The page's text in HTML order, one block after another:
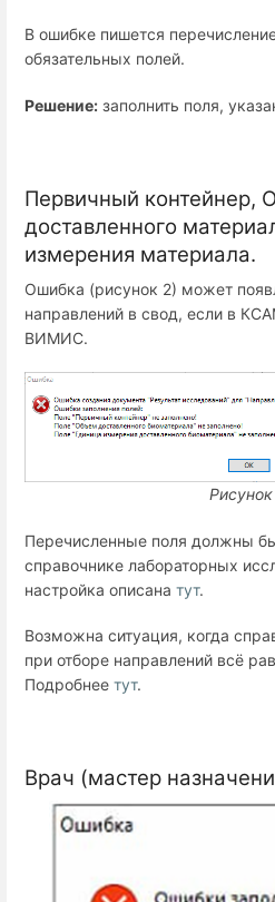
В ошибке пишется
обязательных полей.
Решение: заполнить поля,
Первичный контейнер,
доставленного
измерения материала.
Ошибка (рисунок 2) может
направлений в свод, если в
ВИМИС.
Рисунок
Перечисленные поля должны
справочнике лабораторных
настройка описана тут.
Возможна ситуация, когда
при отборе направлений всё
Подробнее тут.
Врач (мастер